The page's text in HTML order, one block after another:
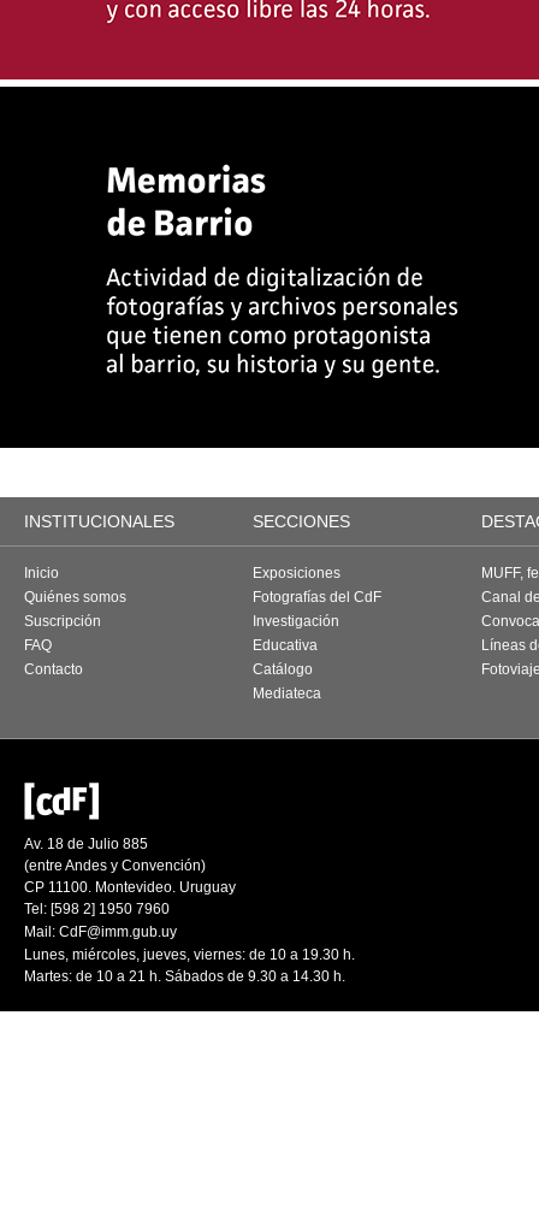
INSTITUCIONALES SECCIONES
Inicio
Quiénes somos
Suscripción
FAQ
Contacto
Exposiciones
Fotografías del CdF
Investigación
Educativa
Catálogo
Mediateca
MUFF,
Canal
Líneas
Av. 18 de Julio 885
(entre Andes y Convención)
CP 11100. Montevideo. Uruguay
Tel: [598 2] 1950 7960
Mail: CdF@imm.gub.uy
Lunes, miércoles, jueves, viernes: de 10 a 19.30 h.
Martes: de 10 a 21 h. Sábados de 9.30 a 14.30 h.